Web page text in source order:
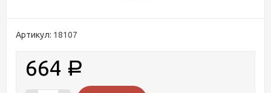
Артикул: 18107
664 Р